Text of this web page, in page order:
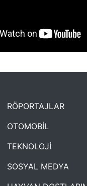
Yaş Kutlama Etkinliği
RÖPORTAJLAR
OTOMOBİL
TEKNOLOJİ
SOSYAL MEDYA